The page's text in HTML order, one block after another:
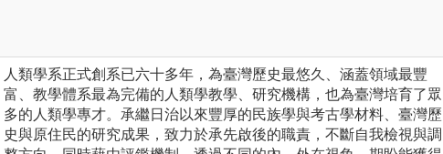
人類學系正式創系已六十多年，為臺灣歷史最悠久、涵蓋領域最豐
富、教學體系最為完備的人類學教學、研究機構，也為臺灣培育了眾
多的人類學專才。承繼日治以來豐厚的民族學與考古學材料、臺灣歷
史與原住民的研究成果，致力於承先啟後的職責，不斷自我檢視與調